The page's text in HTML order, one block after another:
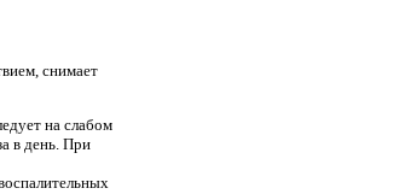
снимает
на слабом
в день. При